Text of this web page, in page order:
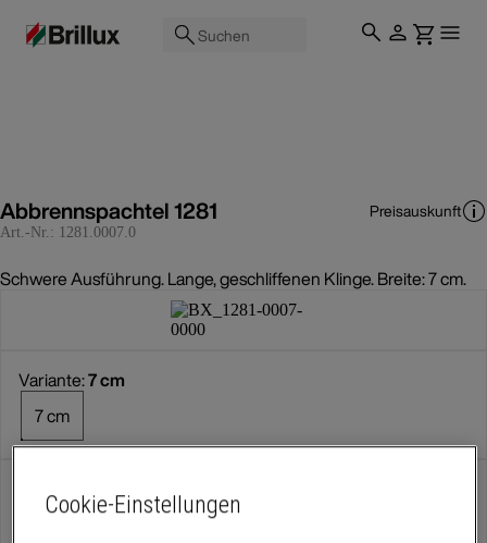
Suchen
Abbrennspachtel 1281
Art.-Nr.: 1281.0007.0
Preisauskunft
Schwere Ausführung. Lange, geschliffenen Klinge. Breite: 7 cm.
Variante:7 cm
7 cm
StückCookie-Einstellungen